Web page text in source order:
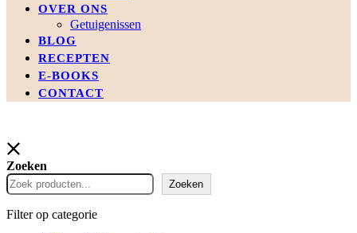
OVER ONS
Getuigenissen
BLOG
RECEPTEN
E-BOOKS
CONTACT
Zoeken
Zoeken
Filter op categorie